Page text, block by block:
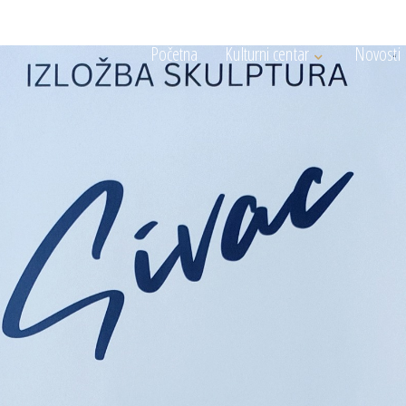
Početna Kulturni centar Novosti